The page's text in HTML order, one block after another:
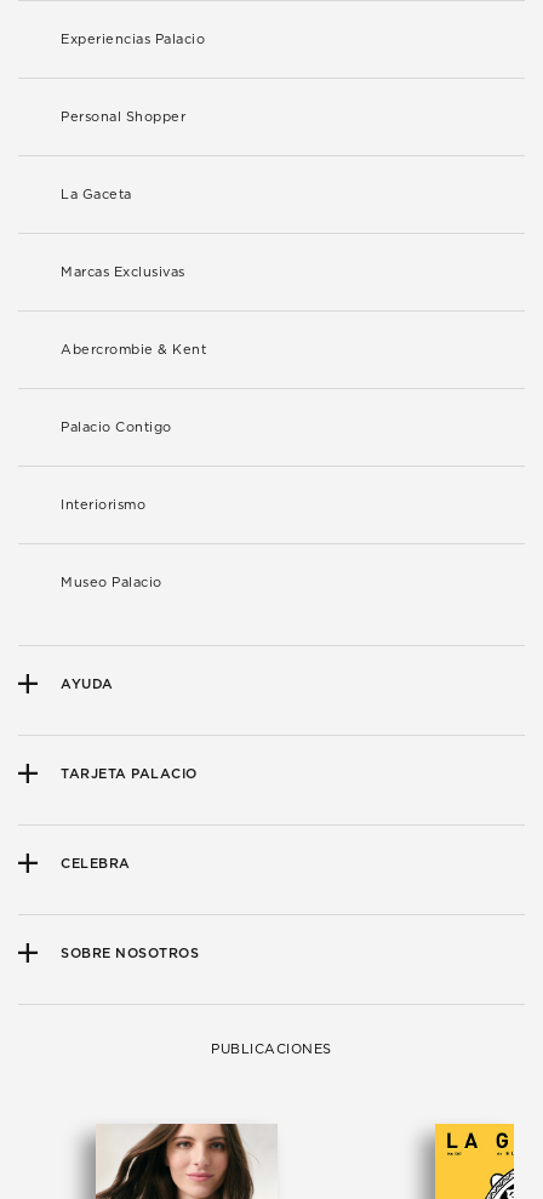
Experiencias Palacio
Personal Shopper
La Gaceta
Marcas Exclusivas
Abercrombie & Kent
Palacio Contigo
Interiorismo
Museo Palacio
AYUDA
TARJETA PALACIO
CELEBRA
SOBRE NOSOTROS
PUBLICACIONES